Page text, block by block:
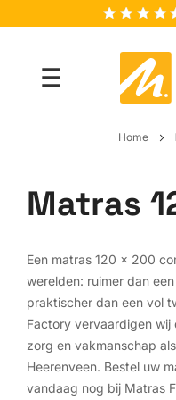
☰
inhoud
Home
Matras
Een matras 120 x 200
werelden: ruimer dan
praktischer dan een vol
Factory vervaardigen
zorg en vakmanschap
Heerenveen. Bestel uw
vandaag nog bij Matras